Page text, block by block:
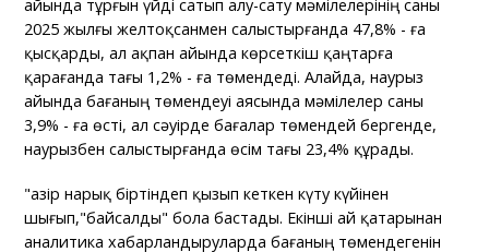
айында тұрғын үйді сатып алу-сату мәмілелерінің саны
2025 жылғы желтоқсанмен салыстырғанда 47,8% - ға
қысқарды, ал ақпан айында көрсеткіш қаңтарға
қарағанда тағы 1,2% - ға төмендеді. Алайда, наурыз
айында бағаның төмендеуі аясында мәмілелер саны
3,9% - ға өсті, ал сәуірде бағалар төмендей бергенде,
наурызбен салыстырғанда өсім тағы 23,4% құрады.
"Қазір нарық біртіндеп қызып кеткен күту күйінен
шығып,"байсалды" бола бастады. Екінші ай қатарынан
аналитика хабарландыруларда бағаның төмендегенін